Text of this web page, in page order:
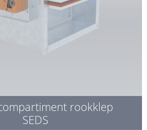
rookklep
SEDS